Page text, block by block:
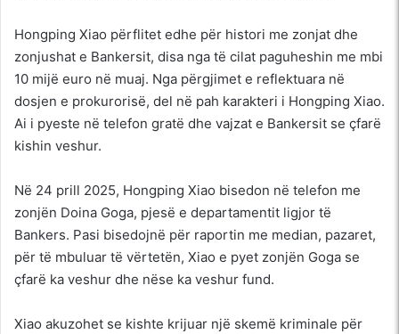
Hongping Xiao përflitet edhe për histori me zonjat dhe
zonjushat e Bankersit, disa nga të cilat paguheshin me mbi
10 mijë euro në muaj. Nga përgjimet e reflektuara në
dosjen e prokurorisë, del në pah karakteri i Hongping Xiao.
Ai i pyeste në telefon gratë dhe vajzat e Bankersit se çfarë
kishin veshur.
Në 24 prill 2025, Hongping Xiao bisedon në telefon me
zonjën Doina Goga, pjesë e departamentit ligjor të
Bankers. Pasi bisedojnë për raportin me median, pazaret,
për të mbuluar të vërtetën, Xiao e pyet zonjën Goga se
çfarë ka veshur dhe nëse ka veshur fund.
Xiao akuzohet se kishte krijuar një skemë kriminale për